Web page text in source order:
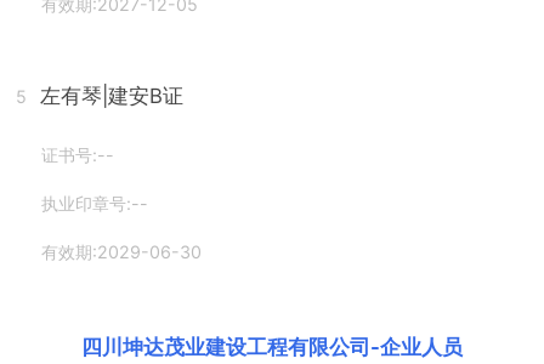
5 左有琴 |建安B证
证书号:--
执业印章号:--
有效期:2029-06-30
四川坤达茂业建设工程有限公司 -企业人员